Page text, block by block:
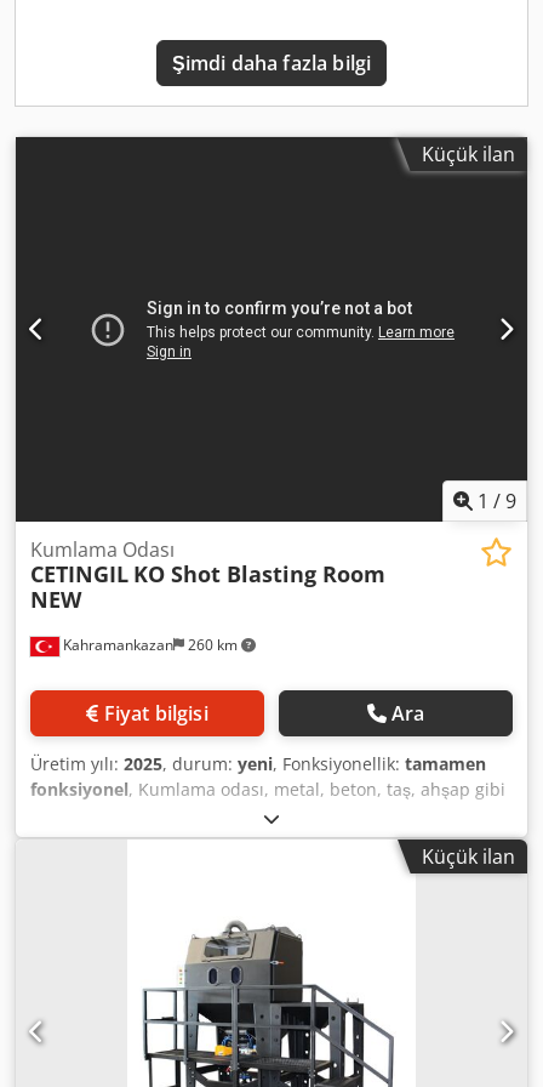
Şimdi daha fazla bilgi
Küçük ilan
1 /9
Kahramankazan 260 km
Kumlama Odası
CETINGIL KO Shot Blasting Room
NEW
Fiyat bilgisi Ara
Üretim yılı: 2025, durum: yeni, Fonksiyonellik: tamamen
fonksiyonel, Kumlama odası, metal, beton, taş, ahşap gibi
yüzeylerin temizlenmesi, pürüzlendirilmesi veya boyaya
hazırlanması için kullanılan kapalı bir yüzey işlem alanıdır.
Bu odalarda, yüksek basınçlı hava yardımıyla aşındırıcı
oksit, granül vb.) yüzeye püskürtülür. Amaç; yüzeydeki pas,
boya, oksit tabakası veya kirleri temizleyerek malzemenin
istenen pürüzlülük değerine ulaşmasını sağlamaktır.
Kumlama Odasının Temel Bileşenleri Kumlama Kabini /
Odası: Çelik konstrüksiyon bir alan olup iç yüzeyleri
aşınmaya dayanıklı malzemelerle kaplanır. Kumlama
Makinesi (Nozul Sistemi): Basınçlı hava ve aşındırıcı
Küçük ilan